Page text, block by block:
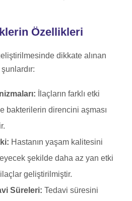
Özellikleri
dikkate alınan
İlaçların farklı etki
bakterilerin direncini aşması
Hastanın yaşam kalitesini
şekilde daha az yan etki
geliştirilmiştir.
Süreleri: Tedavi süresini